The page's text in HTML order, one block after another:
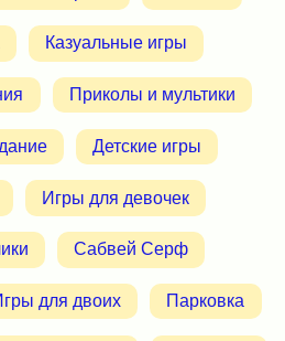
Казуальные игры
Приколы и мультики
Детские игры
Игры для девочек
Сабвей Серф
для двоих Парковка